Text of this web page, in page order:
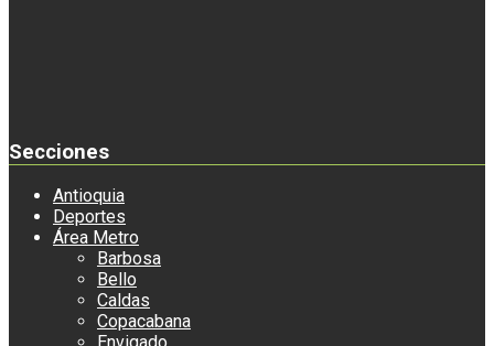
Secciones
Antioquia
Deportes
Área Metro
Barbosa
Bello
Caldas
Copacabana